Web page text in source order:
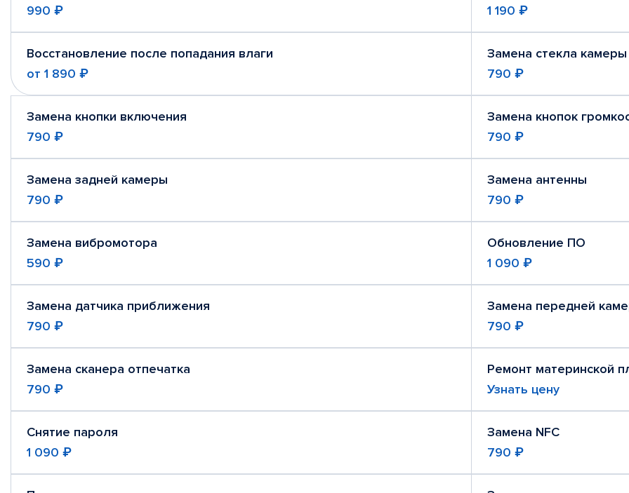
990 ₽
1 190 ₽
Восстановление после попадания влаги
от 1 890 ₽
Замена стекла камеры
790 ₽
Замена кнопки включения
790 ₽
Замена кнопок
790 ₽
Замена задней камеры
790 ₽
Замена антенны
790 ₽
Замена вибромотора
590 ₽
Обновление ПО
1 090 ₽
Замена датчика приближения
790 ₽
Замена передней
790 ₽
Замена сканера отпечатка
790 ₽
Ремонт материнской
Узнать цену
Снятие пароля
1 090 ₽
Замена NFC
790 ₽